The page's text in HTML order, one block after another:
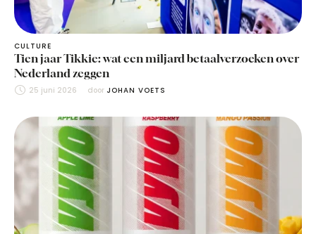
CULTURE
Tien jaar Tikkie: wat een miljard betaalverzoeken over
Nederland zeggen
25 juni 2026 door JOHAN VOETS